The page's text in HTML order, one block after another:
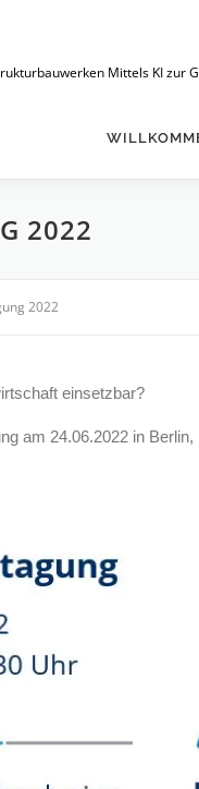
Mittels KI
2022
2022
einsetzbar?
am 24.06.2022 in